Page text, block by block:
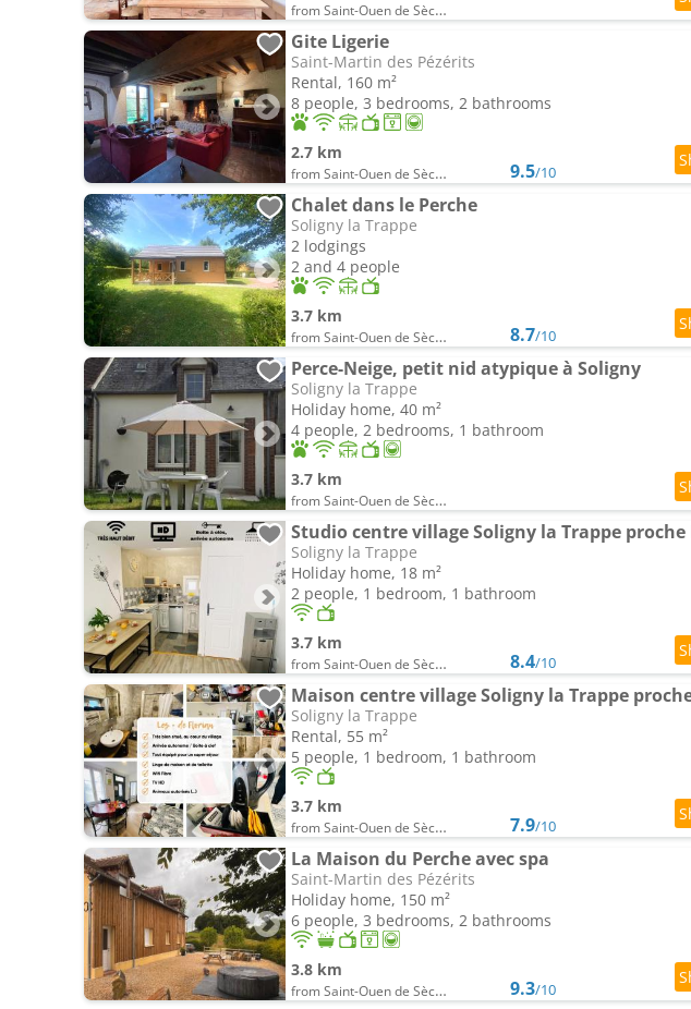
from Saint-Ouen de Sècherouvre
Gite Ligerie
Saint-Martin des Pézérits
Rental, 160 m²
8 people, 3 bedrooms, 2 bathrooms
2.7 km
from Saint-Ouen de Sècherouvre 9.5/10
Chalet dans le Perche
Soligny la Trappe
2 lodgings
2 and 4 people
3.7 km
from Saint-Ouen de Sècherouvre 8.7/10
Perce-Neige, petit nid atypique à Soligny
Soligny la Trappe
Holiday home, 40 m²
4 people, 2 bedrooms, 1 bathroom
3.7 km
from Saint-Ouen de Sècherouvre
Soligny la Trappe
Holiday home, 18 m²
2 people, 1 bedroom, 1 bathroom
3.7 km
from Saint-Ouen de Sècherouvre 8.4/10
Soligny la Trappe
Rental, 55 m²
5 people, 1 bedroom, 1 bathroom
3.7 km
from Saint-Ouen de Sècherouvre 7.9/10
La Maison du Perche avec spa
Saint-Martin des Pézérits
Holiday home, 150 m²
6 people, 3 bedrooms, 2 bathrooms
3.8 km
from Saint-Ouen de Sècherouvre 9.3/10